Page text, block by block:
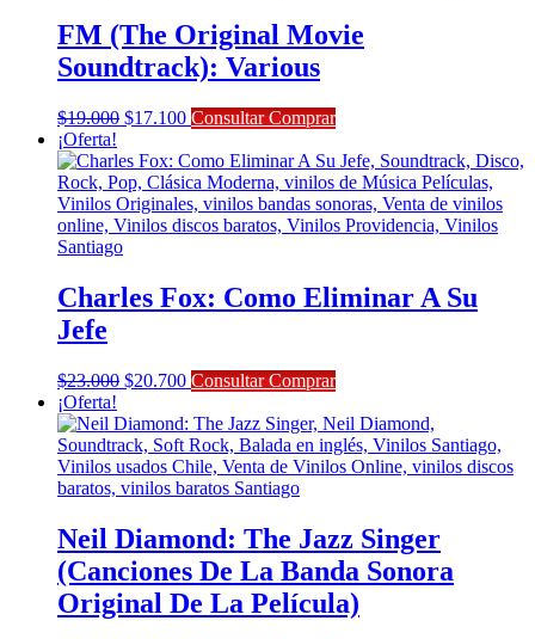
FM (The Original Movie
Soundtrack): Various
$19.000 El
original
era:
$19.000.
$17.100El
actual
es:
$17.100.
Consultar Comprar
¡Oferta!
Charles Fox: Como Eliminar A Su
Jefe
$23.000 El
original
era:
$23.000.
$20.700El
actual
es:
$20.700.
Consultar Comprar
¡Oferta!
Neil Diamond: The Jazz Singer
(Canciones De La Banda Sonora
Original De La Película)